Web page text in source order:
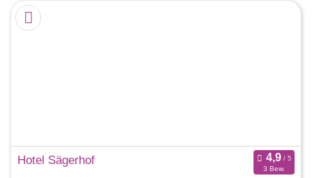
Hotel Sägerhof
3 Bew.